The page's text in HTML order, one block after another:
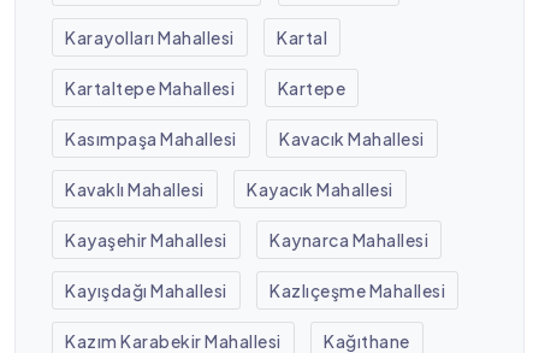
Karayolları Mahallesi Kartal
Kartaltepe Mahallesi Kartepe
Kasımpaşa Mahallesi Kavacık Mahallesi
Kavaklı Mahallesi Kayacık Mahallesi
Kayaşehir Mahallesi Kaynarca Mahallesi
Kayışdağı Mahallesi Kazlıçeşme Mahallesi
Kazım Karabekir Mahallesi Kağıthane